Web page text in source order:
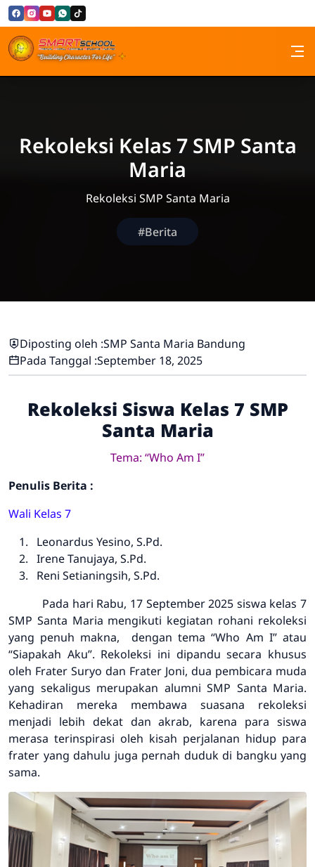
Skip to Content
SMP Santa Maria Bandung
Rekoleksi Kelas 7 SMP Santa
Maria
Rekoleksi SMP Santa Maria
#Berita
Diposting oleh :SMP Santa Maria Bandung
Pada Tanggal :September 18, 2025
Rekoleksi Siswa Kelas 7 SMP
Santa Maria
Tema: “Who Am I”
Penulis Berita :
Wali Kelas 7
Leonardus Yesino, S.Pd.
Irene Tanujaya, S.Pd.
Reni Setianingsih, S.Pd.
Pada hari Rabu, 17 September 2025 siswa kelas 7
SMP Santa Maria mengikuti kegiatan rohani rekoleksi
yang penuh makna, dengan tema“Who Am I”atau
“Siapakah Aku”. Rekoleksi ini dipandu secara khusus
oleh Frater Suryo dan Frater Joni, dua pembicara muda
yang sekaligus merupakan alumni SMP Santa Maria.
Kehadiran mereka membawa suasana rekoleksi
menjadi lebih dekat dan akrab, karena para siswa
merasa terinspirasi oleh kisah perjalanan hidup para
frater yang dahulu juga pernah duduk di bangku yang
sama.